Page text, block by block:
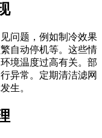
问题，例如制冷效果
自动停机等。这些情
境温度过高有关。部
异常。定期清洁滤网
生。